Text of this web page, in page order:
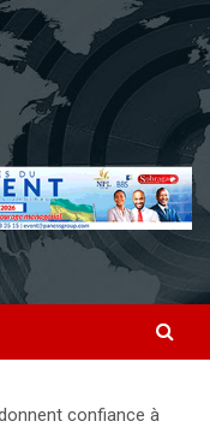
confiance à